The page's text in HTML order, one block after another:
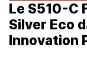
Le S510-C
Silver Eco
Innovation